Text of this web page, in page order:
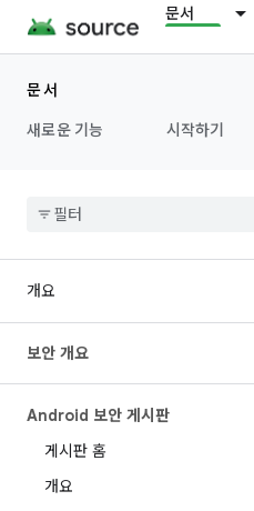
문서
문서
새로운 기능
시작하기
개요
보안 개요
Android 보안 게시판
게시판 홈
개요